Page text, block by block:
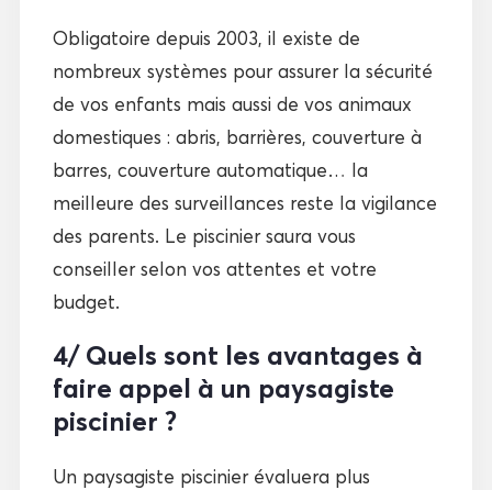
Obligatoire depuis 2003, il existe de
nombreux systèmes pour assurer la sécurité
de vos enfants mais aussi de vos animaux
domestiques : abris, barrières, couverture à
barres, couverture automatique… la
meilleure des surveillances reste la vigilance
des parents. Le piscinier saura vous
conseiller selon vos attentes et votre
budget.
4/ Quels sont les avantages à
faire appel à un paysagiste
piscinier ?
Un paysagiste piscinier évaluera plus